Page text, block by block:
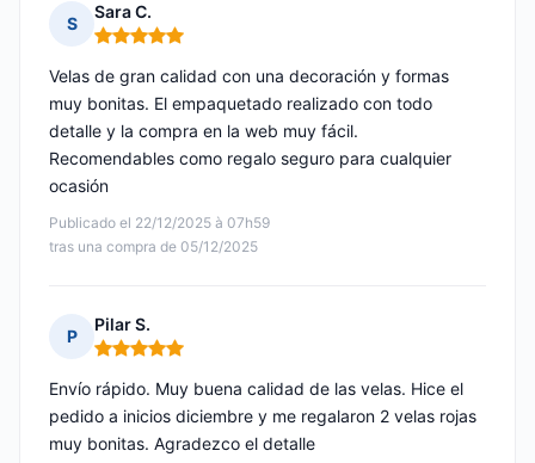
S
Sara C.
Nota: 5 de 5
Publicado el 22/12/2025 à 07h59
tras una compra de 05/12/2025
Velas de gran calidad con una decoración y formas
muy bonitas. El empaquetado realizado con todo
detalle y la compra en la web muy fácil.
Recomendables como regalo seguro para cualquier
ocasión
P
Pilar S.
Nota: 5 de 5
Envío rápido. Muy buena calidad de las velas. Hice el
pedido a inicios diciembre y me regalaron 2 velas rojas
muy bonitas. Agradezco el detalle